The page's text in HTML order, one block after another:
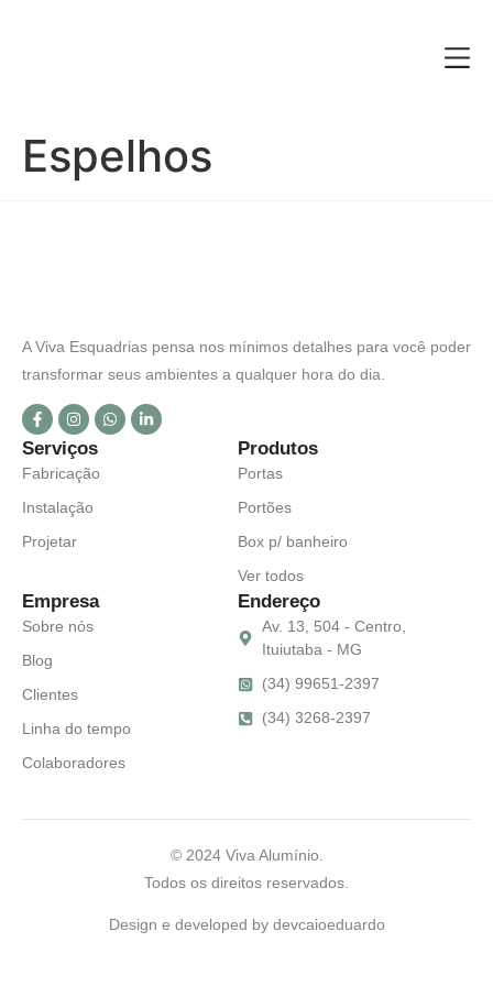
Espelhos
A Viva Esquadrias pensa nos mínimos detalhes para você poder
transformar seus ambientes a qualquer hora do dia.
Serviços
Fabricação
Instalação
Projetar
Produtos
Portas
Portões
Box p/ banheiro
Ver todos
Empresa
Sobre nós
Blog
Clientes
Linha do tempo
Colaboradores
Endereço
Av. 13, 504 - Centro,
Ituiutaba - MG
(34) 99651-2397
(34) 3268-2397
© 2024 Viva Alumínio.
Todos os direitos reservados.
Design e developed by devcaioeduardo